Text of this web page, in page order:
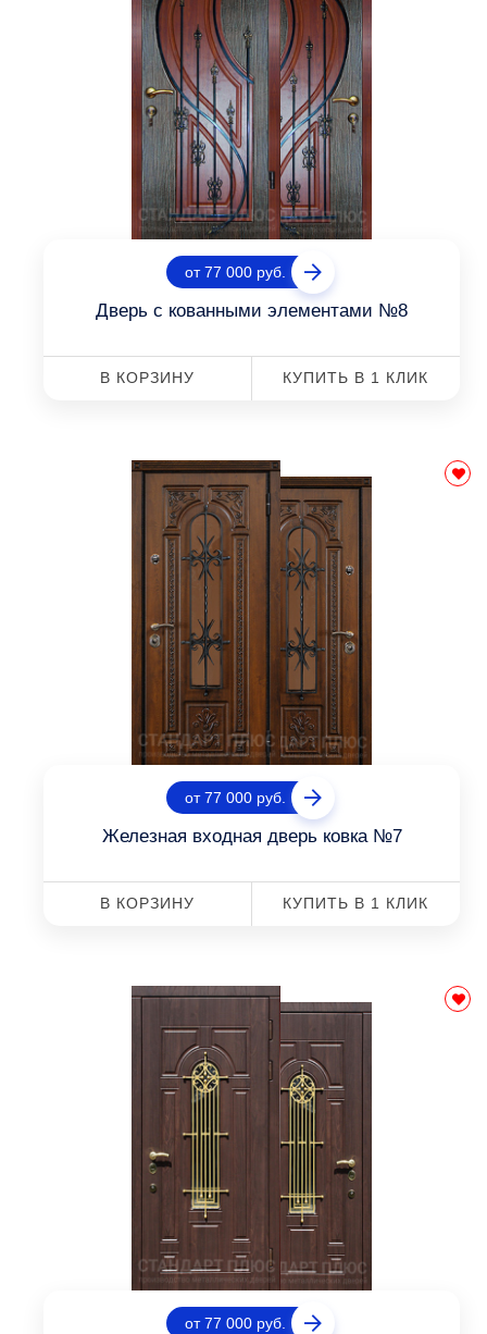
от 77 000 руб.
Дверь с кованными элементами №8
В КОРЗИНУ КУПИТЬ В 1 КЛИК
от 77 000 руб.
Железная входная дверь ковка №7
В КОРЗИНУ КУПИТЬ В 1 КЛИК
от 77 000 руб.